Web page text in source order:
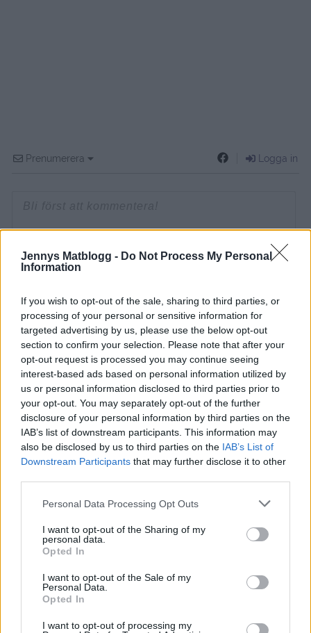
Jennys Matblogg - Do Not Process My Personal
Information
If you wish to opt-out of the sale, sharing to third parties, or
processing of your personal or sensitive information for
targeted advertising by us, please use the below opt-out
section to confirm your selection. Please note that after your
opt-out request is processed you may continue seeing
interest-based ads based on personal information utilized by
us or personal information disclosed to third parties prior to
your opt-out. You may separately opt-out of the further
disclosure of your personal information by third parties on the
IAB’s list of downstream participants. This information may
also be disclosed by us to third parties on the IAB’s List of
Downstream Participants that may further disclose it to other
Personal Data Processing Opt Outs
I want to opt-out of the Sharing of my
personal data.
Opted In
I want to opt-out of the Sale of my
Personal Data.
Opted In
I want to opt-out of processing my
Prenumerera Logga in
0COMMENTS
LINSGRYTA
Här kommer receptet på en supergod vegansk gryta.
Hetta upp så mycket eller lite du vill med lite chiliflakes.